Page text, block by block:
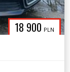
18 900 PLN